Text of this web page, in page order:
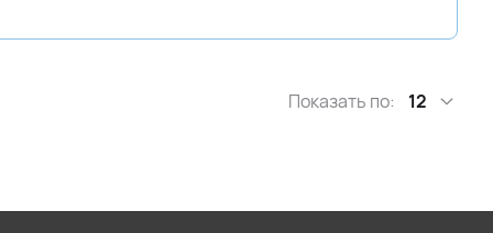
Показать по: 12